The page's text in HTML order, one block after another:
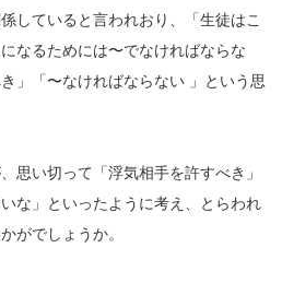
していると言われおり、「生徒はこ
なるためには〜でなければならな
」「〜なければならない 」という思
思い切って「浮気相手を許すべき」
な」といったように考え、とらわれ
がでしょうか。